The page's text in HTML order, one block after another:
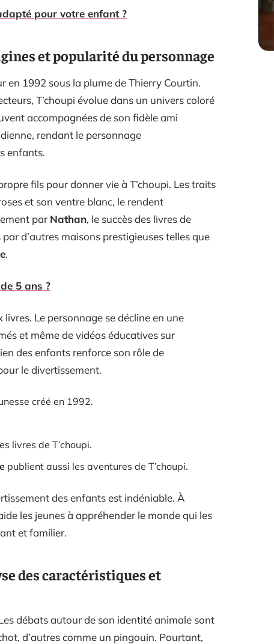
pour votre enfant ?
et popularité du personnage
en 1992 sous la plume de Thierry Courtin.
T’choupi évolue dans un univers coloré
accompagnées de son fidèle ami
rendant le personnage
enfants.
fils pour donner vie à T’choupi. Les traits
et son ventre blanc, le rendent
par Nathan, le succès des livres de
d’autres maisons prestigieuses telles que
.
5 ans ?
Le personnage se décline en une
et même de vidéos éducatives sur
des enfants renforce son rôle de
le divertissement.
créé en 1992.
livres de T’choupi.
publient aussi les aventures de T’choupi.
des enfants est indéniable. À
les jeunes à appréhender le monde qui les
et familier.
des caractéristiques et
débats autour de son identité animale sont
d’autres comme un pingouin. Pourtant,